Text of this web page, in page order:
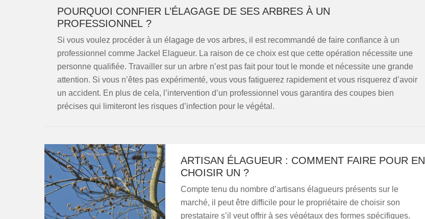
POURQUOI CONFIER L’ÉLAGAGE DE SES ARBRES À UN
PROFESSIONNEL ?
Si vous voulez procéder à un élagage de vos arbres, il est recommandé de faire confiance à un
professionnel comme Jackel Elagueur. La raison de ce choix est que cette opération nécessite une
personne qualifiée. Travailler sur un arbre n’est pas fait pour tout le monde et nécessite une grande
attention. Si vous n’êtes pas expérimenté, vous vous fatiguerez rapidement et vous risquerez d’avoir
un accident. En plus de cela, l’intervention d’un professionnel vous garantira des coupes bien
précises qui limiteront les risques d’infection pour le végétal.
ARTISAN ÉLAGUEUR : COMMENT FAIRE POUR EN
CHOISIR UN ?
Compte tenu du nombre d’artisans élagueurs présents sur le
marché, il peut être difficile pour le propriétaire de choisir son
prestataire s’il veut offrir à ses végétaux des formes spécifiques.